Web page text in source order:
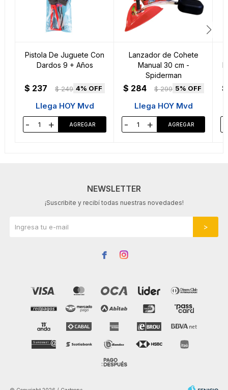
Pistola De Juguete Con
Dardos 9 + Años
$ 237 $ 249 4
Llega HOY Mvd
- +
Lanzador de Cohete
Manual 30 cm -
Spiderman
$ 284 $ 299 5
Llega HOY Mvd
- +
$
NEWSLETTER
¡Suscribite y recibí todas nuestras novedades!
 